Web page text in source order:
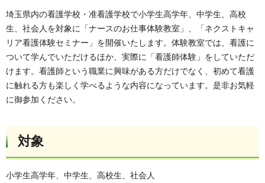
埼玉県内の看護学校・准看護学校で小学生高学年、中学生、高校
生、社会人を対象に「ナースのお仕事体験教室」、「ネクストキャ
リア看護体験セミナー」を開催いたします。体験教室では、看護に
ついて学んでいただけるほか、実際に「看護師体験」をしていただ
けます。看護師という職業に興味がある方だけでなく、初めて看護
に触れる方も楽しく学べるような内容になっています。是非お気軽
に御参加ください。
対象
小学生高学年、中学生、高校生、社会人